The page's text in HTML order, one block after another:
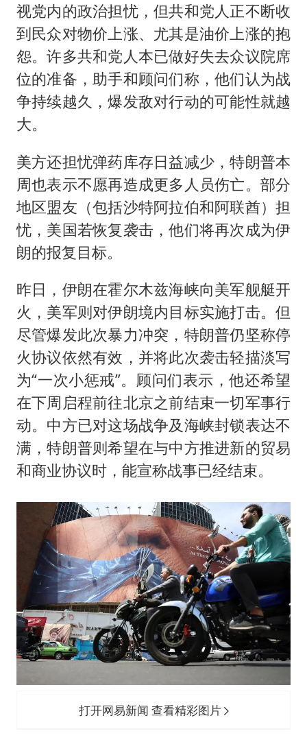
视党内的政治担忧，但共和党人正不断收
到民众对物价上涨、尤其是油价上涨的抱
怨。许多共和党人本已做好失去众议院席
位的准备，助手和顾问们称，他们认为战
争持续越久，爆发敌对行动的可能性就越
大。
美方还担忧弹药库存日益减少，特朗普本
周也表示不愿再造成更多人员伤亡。部分
地区盟友（包括沙特阿拉伯和阿联酋）担
忧，美国若恢复袭击，他们将再次成为伊
朗的报复目标。
昨日，伊朗在霍尔木兹海峡向美军舰艇开
火，美军则对伊朗境内目标实施打击。但
尽管爆发此次暴力冲突，特朗普仍坚称停
火协议依然有效，并将此次袭击轻描淡写
为“一次小惩戒”。顾问们表示，他还希望
在下周启程前往北京之前结束一切军事行
动。中方已对这场战争及海峡封锁表达不
满，特朗普则希望在与中方推进新的贸易
和商业协议时，能宣称战事已经结束。
打开网易新闻 查看精彩图片